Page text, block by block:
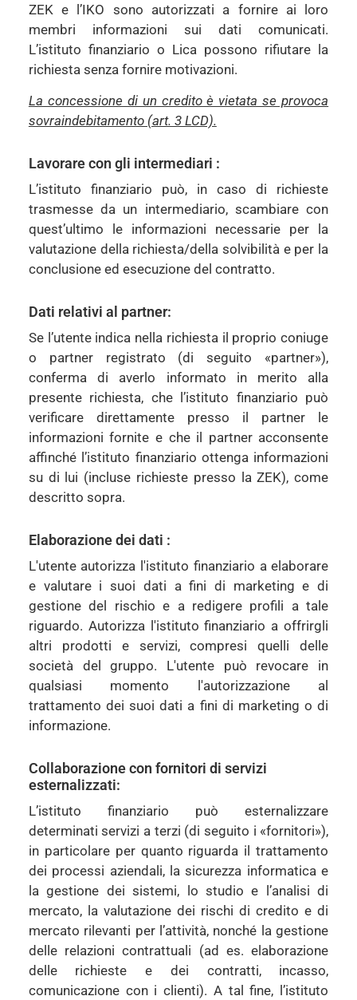
ZEK e l’IKO sono autorizzati a fornire ai loro
membri informazioni sui dati comunicati.
L’istituto finanziario o Lica possono rifiutare la
richiesta senza fornire motivazioni.
La concessione di un credito è vietata se provoca
sovraindebitamento (art. 3 LCD).
Lavorare con gli intermediari :
L’istituto finanziario può, in caso di richieste
trasmesse da un intermediario, scambiare con
quest’ultimo le informazioni necessarie per la
valutazione della richiesta/della solvibilità e per la
conclusione ed esecuzione del contratto.
Dati relativi al partner:
Se l’utente indica nella richiesta il proprio coniuge
o partner registrato (di seguito «partner»),
conferma di averlo informato in merito alla
presente richiesta, che l’istituto finanziario può
verificare direttamente presso il partner le
informazioni fornite e che il partner acconsente
affinché l’istituto finanziario ottenga informazioni
su di lui (incluse richieste presso la ZEK), come
descritto sopra.
Elaborazione dei dati :
L'utente autorizza l'istituto finanziario a elaborare
e valutare i suoi dati a fini di marketing e di
gestione del rischio e a redigere profili a tale
riguardo. Autorizza l'istituto finanziario a offrirgli
altri prodotti e servizi, compresi quelli delle
società del gruppo. L'utente può revocare in
qualsiasi momento l'autorizzazione al
trattamento dei suoi dati a fini di marketing o di
informazione.
Collaborazione con fornitori di servizi
esternalizzati:
L’istituto finanziario può esternalizzare
determinati servizi a terzi (di seguito i «fornitori»),
in particolare per quanto riguarda il trattamento
dei processi aziendali, la sicurezza informatica e
la gestione dei sistemi, lo studio e l’analisi di
mercato, la valutazione dei rischi di credito e di
mercato rilevanti per l’attività, nonché la gestione
delle relazioni contrattuali (ad es. elaborazione
delle richieste e dei contratti, incasso,
comunicazione con i clienti). A tal fine, l’istituto